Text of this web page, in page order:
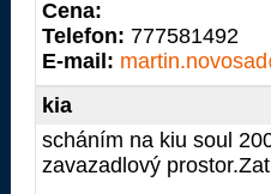
Cena:
Telefon: 777581492
E-mail:
kia
scháním na kiu soul
zavazadlový